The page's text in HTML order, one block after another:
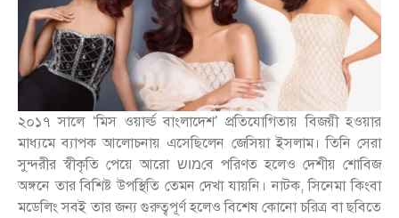
২০১৭ সালে ‘মিস ওয়ার্ল্ড বাংলাদেশ’ প্রতিযোগিতায় বিজয়ী হওয়ার
মাধ্যমে ব্যাপক আলোচনায় এসেছিলেন জেসিয়া ইসলাম। তিনি সেরা
সুন্দরীর স্বীকৃতি পেয়ে আরো מושবে পরিণত হলেও দেশীয় শোবিজ
অঙ্গনে তার বিশিষ্ট উপস্থিতি তেমন দেখা যায়নি। নাটক, সিনেমা কিংবা
মডেলিং সবই তার জন্য গুরুত্বপূর্ণ হলেও বিশেষ কোনো চরিত্র বা ছবিতে